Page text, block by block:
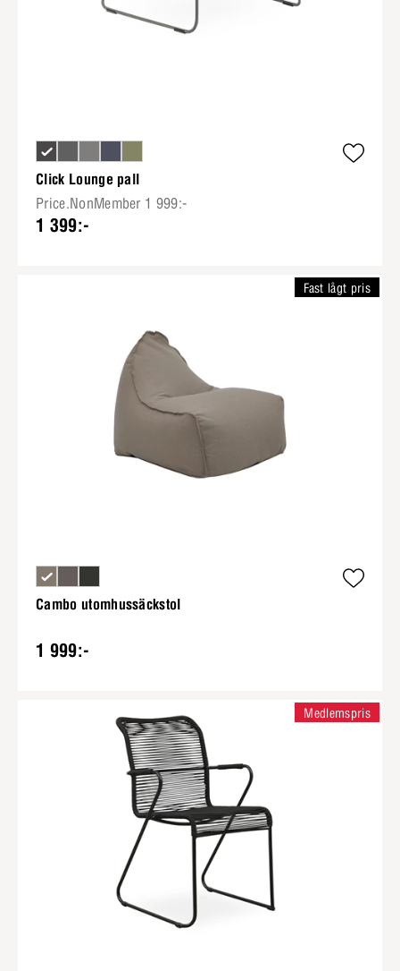
Click Lounge pall
Price.NonMember 1 999:-
1 399:-
Cambo utomhussäckstol
1 999:-
Fast lågt pris
Medlemspris